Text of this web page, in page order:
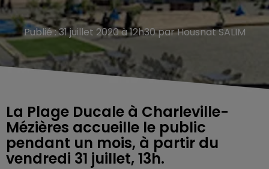
Publié : 31 juillet 2020 à 12h30 par Housnat SALIM
La Plage Ducale à Charleville-
Mézières accueille le public
pendant un mois, à partir du
vendredi 31 juillet, 13h.